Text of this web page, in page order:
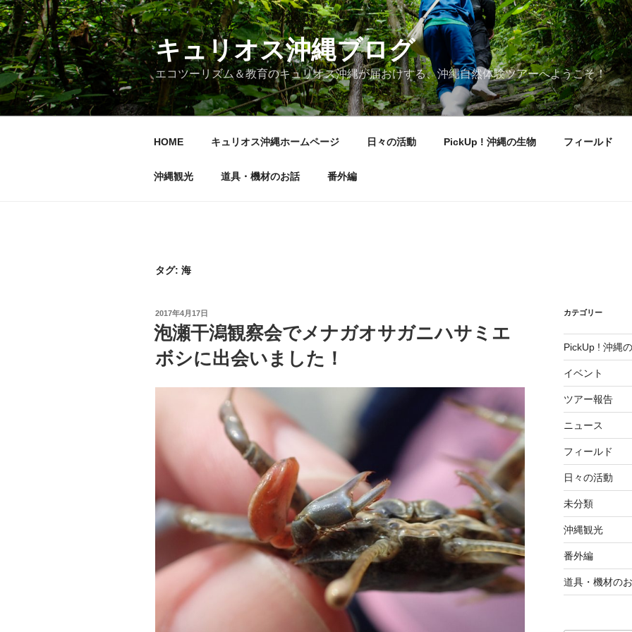
コ
ン
テ
ン
ツ
へ
キュリオス沖縄ブログ
エコツーリズム＆教育のキュリオス沖縄が届おけする、沖縄自然体験ツアーへようこそ！
HOME キュリオス沖縄ホームページ 日々の活動 PickUp ! 沖縄の生物 フィールド
沖縄観光 道具・機材のお話 番外編
タグ: 海
投
稿
日:
2017年4月17日
泡瀬干潟観察会でメナガオサガニハサミエ
ボシに出会いました！
カテゴリー
PickUp ! 沖縄
イベント
ツアー報告
ニュース
フィールド
日々の活動
未分類
沖縄観光
番外編
道具・機材の